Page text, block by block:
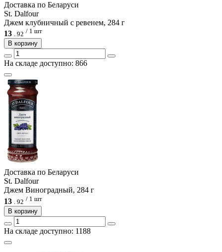
Доcтавка по Беларуси
St. Dalfour
Джем клубничный с ревенем, 284 г
13 . 92 / 1 шт
В корзину
На складе доступно: 866
Доcтавка по Беларуси
St. Dalfour
Джем Виноградный, 284 г
13
92 / 1 шт
В корзину
На складе доступно: 1188